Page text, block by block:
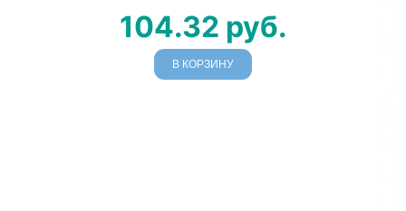
104.32 руб.
В КОРЗИНУ